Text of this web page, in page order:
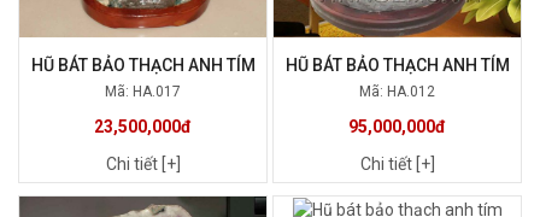
HŨ BÁT BẢO THẠCH ANH TÍM
Mã: HA.017
23,500,000đ
Chi tiết [+]
HŨ BÁT BẢO THẠCH ANH TÍM
Mã: HA.012
95,000,000đ
Chi tiết [+]